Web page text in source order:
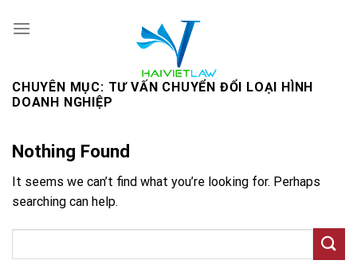
CHUYÊN MỤC: TƯ VẤN CHUYỂN ĐỔI LOẠI HÌNH
DOANH NGHIỆP
Nothing Found
It seems we can’t find what you’re looking for. Perhaps
searching can help.